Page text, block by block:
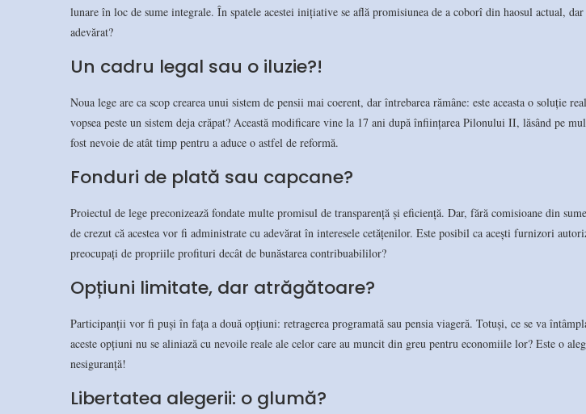
lunare în loc de sume integrale. În spatele acestei inițiative se află promisiunea de a coborî din haosul actual,
adevărat?
Un cadru legal sau o iluzie?!
Noua lege are ca scop crearea unui sistem de pensii mai coerent, dar întrebarea rămâne: este aceasta o soluție
vopsea peste un sistem deja crăpat? Această modificare vine la 17 ani după înființarea Pilonului II, lăsând pe
fost nevoie de atât timp pentru a aduce o astfel de reformă.
Fonduri de plată sau capcane?
Proiectul de lege preconizează fondate multe promisul de transparență și eficiență. Dar, fără comisioane din
de crezut că acestea vor fi administrate cu adevărat în interesele cetățenilor. Este posibil ca acești furnizori
preocupați de propriile profituri decât de bunăstarea contribuabililor?
Opțiuni limitate, dar atrăgătoare?
Participanții vor fi puși în fața a două opțiuni: retragerea programată sau pensia viageră. Totuși, ce se va
aceste opțiuni nu se aliniază cu nevoile reale ale celor care au muncit din greu pentru economiile lor? Este o
nesiguranță!
Libertatea alegerii: o glumă?